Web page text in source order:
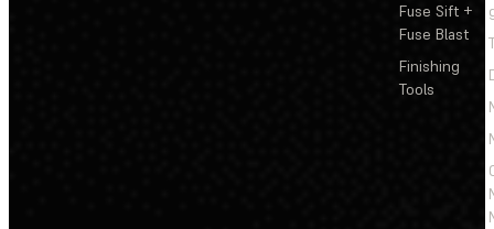
Fuse Sift +
Fuse Blast
Finishing
Tools